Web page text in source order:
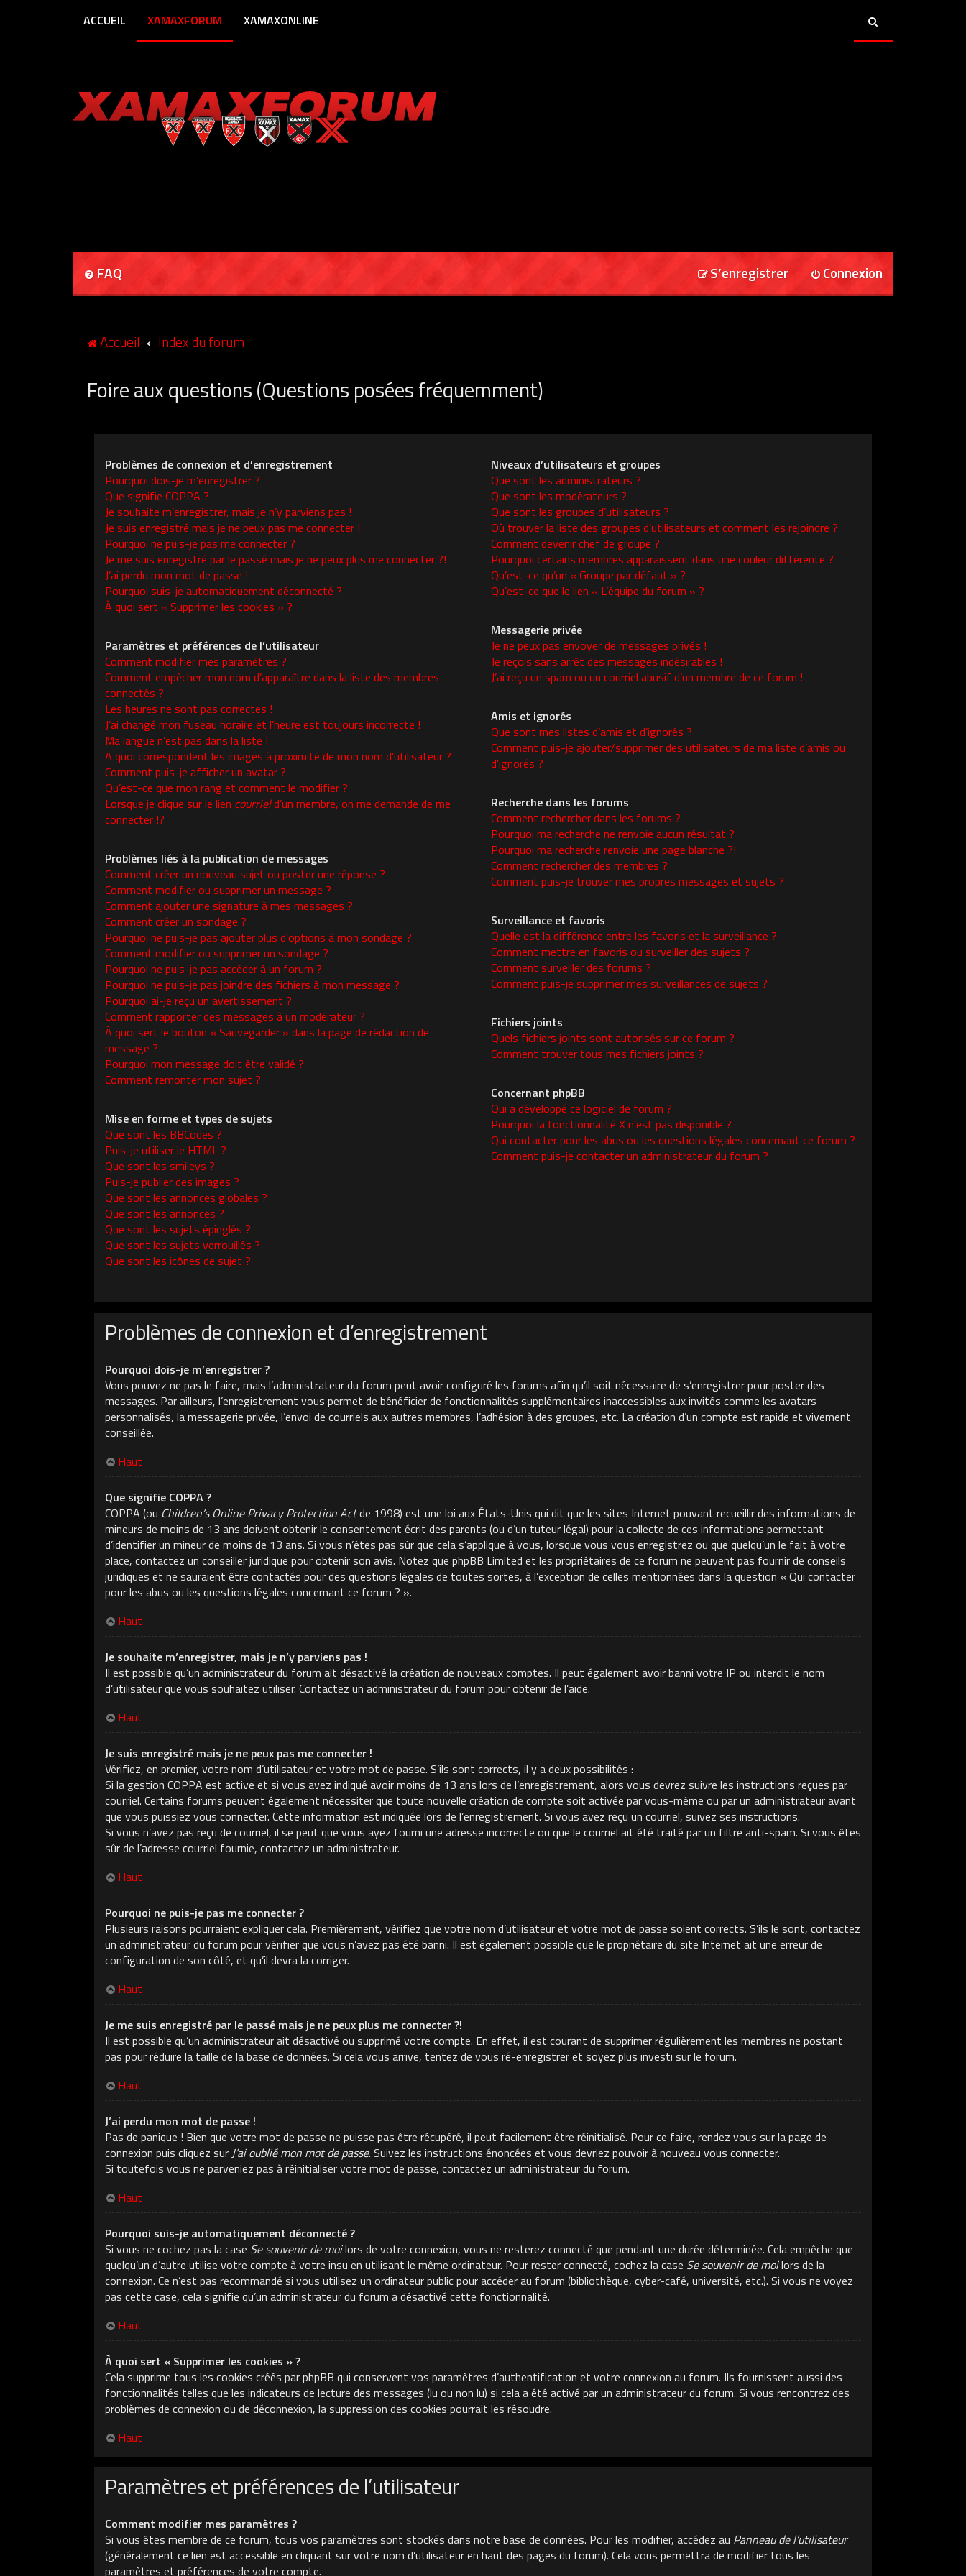
ACCUEIL XAMAXFORUM XAMAXONLINE
FAQ Connexion
S’enregistrer
Accueil Index du forum
Foire aux questions (Questions posées fréquemment)
Problèmes de connexion et d’enregistrement
Pourquoi dois-je m’enregistrer ?
Que signifie COPPA ?
Je souhaite m’enregistrer, mais je n’y parviens pas !
Je suis enregistré mais je ne peux pas me connecter !
Pourquoi ne puis-je pas me connecter ?
Je me suis enregistré par le passé mais je ne peux plus me connecter ?!
J’ai perdu mon mot de passe !
Pourquoi suis-je automatiquement déconnecté ?
À quoi sert « Supprimer les cookies » ?
Paramètres et préférences de l’utilisateur
Comment modifier mes paramètres ?
Comment empêcher mon nom d’apparaître dans la liste des membres
connectés ?
Les heures ne sont pas correctes !
J’ai changé mon fuseau horaire et l’heure est toujours incorrecte !
Ma langue n’est pas dans la liste !
A quoi correspondent les images à proximité de mon nom d’utilisateur ?
Comment puis-je afficher un avatar ?
Qu’est-ce que mon rang et comment le modifier ?
Lorsque je clique sur le lien courrield’un membre, on me demande de me
connecter !?
Problèmes liés à la publication de messages
Comment créer un nouveau sujet ou poster une réponse ?
Comment modifier ou supprimer un message ?
Comment ajouter une signature à mes messages ?
Comment créer un sondage ?
Pourquoi ne puis-je pas ajouter plus d’options à mon sondage ?
Comment modifier ou supprimer un sondage ?
Pourquoi ne puis-je pas accéder à un forum ?
Pourquoi ne puis-je pas joindre des fichiers à mon message ?
Pourquoi ai-je reçu un avertissement ?
Comment rapporter des messages à un modérateur ?
À quoi sert le bouton « Sauvegarder » dans la page de rédaction de
message ?
Pourquoi mon message doit être validé ?
Comment remonter mon sujet ?
Mise en forme et types de sujets
Que sont les BBCodes ?
Puis-je utiliser le HTML ?
Que sont les smileys ?
Puis-je publier des images ?
Que sont les annonces globales ?
Que sont les annonces ?
Que sont les sujets épinglés ?
Que sont les sujets verrouillés ?
Que sont les icônes de sujet ?
Niveaux d’utilisateurs et groupes
Que sont les administrateurs ?
Que sont les modérateurs ?
Que sont les groupes d’utilisateurs ?
Où trouver la liste des groupes d’utilisateurs et comment les rejoindre ?
Comment devenir chef de groupe ?
Pourquoi certains membres apparaissent dans une couleur différente ?
Qu’est-ce qu’un « Groupe par défaut » ?
Qu’est-ce que le lien « L’équipe du forum » ?
Messagerie privée
Je ne peux pas envoyer de messages privés !
Je reçois sans arrêt des messages indésirables !
J’ai reçu un spam ou un courriel abusif d’un membre de ce forum !
Amis et ignorés
Que sont mes listes d’amis et d’ignorés ?
Comment puis-je ajouter/supprimer des utilisateurs de ma liste d’amis ou
d’ignorés ?
Recherche dans les forums
Comment rechercher dans les forums ?
Pourquoi ma recherche ne renvoie aucun résultat ?
Pourquoi ma recherche renvoie une page blanche ?!
Comment rechercher des membres ?
Comment puis-je trouver mes propres messages et sujets ?
Surveillance et favoris
Quelle est la différence entre les favoris et la surveillance ?
Comment mettre en favoris ou surveiller des sujets ?
Comment surveiller des forums ?
Comment puis-je supprimer mes surveillances de sujets ?
Fichiers joints
Quels fichiers joints sont autorisés sur ce forum ?
Comment trouver tous mes fichiers joints ?
Concernant phpBB
Qui a développé ce logiciel de forum ?
Pourquoi la fonctionnalité X n’est pas disponible ?
Qui contacter pour les abus ou les questions légales concernant ce forum ?
Comment puis-je contacter un administrateur du forum ?
Problèmes de connexion et d’enregistrement
Pourquoi dois-je m’enregistrer ?
Vous pouvez ne pas le faire, mais l’administrateur du forum peut avoir configuré les forums afin qu’il soit nécessaire de s’enregistrer pour poster des
messages. Par ailleurs, l’enregistrement vous permet de bénéficier de fonctionnalités supplémentaires inaccessibles aux invités comme les avatars
personnalisés, la messagerie privée, l’envoi de courriels aux autres membres, l’adhésion à des groupes, etc. La création d’un compte est rapide et vivement
conseillée.
Haut
Que signifie COPPA ?
COPPA (ou Children’s Online Privacy Protection Actde 1998) est une loi aux États-Unis qui dit que les sites Internet pouvant recueillir des informations de
mineurs de moins de 13 ans doivent obtenir le consentement écrit des parents (ou d’un tuteur légal) pour la collecte de ces informations permettant
d’identifier un mineur de moins de 13 ans. Si vous n’êtes pas sûr que cela s’applique à vous, lorsque vous vous enregistrez ou que quelqu’un le fait à votre
place, contactez un conseiller juridique pour obtenir son avis. Notez que phpBB Limited et les propriétaires de ce forum ne peuvent pas fournir de conseils
juridiques et ne sauraient être contactés pour des questions légales de toutes sortes, à l’exception de celles mentionnées dans la question « Qui contacter
pour les abus ou les questions légales concernant ce forum ? ».
Haut
Je souhaite m’enregistrer, mais je n’y parviens pas !
Il est possible qu’un administrateur du forum ait désactivé la création de nouveaux comptes. Il peut également avoir banni votre IP ou interdit le nom
d’utilisateur que vous souhaitez utiliser. Contactez un administrateur du forum pour obtenir de l’aide.
Haut
Je suis enregistré mais je ne peux pas me connecter !
Vérifiez, en premier, votre nom d’utilisateur et votre mot de passe. S’ils sont corrects, il y a deux possibilités :
Si la gestion COPPA est active et si vous avez indiqué avoir moins de 13 ans lors de l’enregistrement, alors vous devrez suivre les instructions reçues par
courriel. Certains forums peuvent également nécessiter que toute nouvelle création de compte soit activée par vous-même ou par un administrateur avant
que vous puissiez vous connecter. Cette information est indiquée lors de l’enregistrement. Si vous avez reçu un courriel, suivez ses instructions.
Si vous n’avez pas reçu de courriel, il se peut que vous ayez fourni une adresse incorrecte ou que le courriel ait été traité par un filtre anti-spam. Si vous êtes
sûr de l’adresse courriel fournie, contactez un administrateur.
Haut
Pourquoi ne puis-je pas me connecter ?
Plusieurs raisons pourraient expliquer cela. Premièrement, vérifiez que votre nom d’utilisateur et votre mot de passe soient corrects. S’ils le sont, contactez
un administrateur du forum pour vérifier que vous n’avez pas été banni. Il est également possible que le propriétaire du site Internet ait une erreur de
configuration de son côté, et qu’il devra la corriger.
Haut
Je me suis enregistré par le passé mais je ne peux plus me connecter ?!
Il est possible qu’un administrateur ait désactivé ou supprimé votre compte. En effet, il est courant de supprimer régulièrement les membres ne postant
pas pour réduire la taille de la base de données. Si cela vous arrive, tentez de vous ré-enregistrer et soyez plus investi sur le forum.
Haut
J’ai perdu mon mot de passe !
Pas de panique ! Bien que votre mot de passe ne puisse pas être récupéré, il peut facilement être réinitialisé. Pour ce faire, rendez vous sur la page de
connexion puis cliquez surJ’ai oublié mon mot de passe. Suivez les instructions énoncées et vous devriez pouvoir à nouveau vous connecter.
Si toutefois vous ne parveniez pas à réinitialiser votre mot de passe, contactez un administrateur du forum.
Haut
Pourquoi suis-je automatiquement déconnecté ?
Si vous ne cochez pas la case Se souvenir de moilors de votre connexion, vous ne resterez connecté que pendant une durée déterminée. Cela empêche que
quelqu’un d’autre utilise votre compte à votre insu en utilisant le même ordinateur. Pour rester connecté, cochez la case Se souvenir de moilors de la
connexion. Ce n’est pas recommandé si vous utilisez un ordinateur public pour accéder au forum (bibliothèque, cyber-café, université, etc.). Si vous ne voyez
pas cette case, cela signifie qu’un administrateur du forum a désactivé cette fonctionnalité.
Haut
À quoi sert « Supprimer les cookies » ?
Cela supprime tous les cookies créés par phpBB qui conservent vos paramètres d’authentification et votre connexion au forum. Ils fournissent aussi des
fonctionnalités telles que les indicateurs de lecture des messages (lu ou non lu) si cela a été activé par un administrateur du forum. Si vous rencontrez des
problèmes de connexion ou de déconnexion, la suppression des cookies pourrait les résoudre.
Haut
Paramètres et préférences de l’utilisateur
Comment modifier mes paramètres ?
Si vous êtes membre de ce forum, tous vos paramètres sont stockés dans notre base de données. Pour les modifier, accédez au Panneau de l’utilisateur
(généralement ce lien est accessible en cliquant sur votre nom d’utilisateur en haut des pages du forum). Cela vous permettra de modifier tous les
paramètres et préférences de votre compte.